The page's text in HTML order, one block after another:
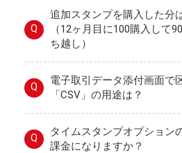
Q
追加スタンプを購入した分
（12ヶ月目に100購入して
ち越し）
Q
電子取引データ添付画面で
「CSV」の用途は？
Q
タイムスタンプオプション
課金になりますか？